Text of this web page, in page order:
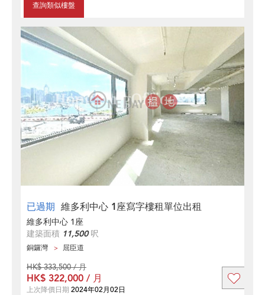
查詢類似樓盤
已過期 維多利中心 1座寫字樓租單位出租
維多利中心 1座
建築面積 11,500呎
銅鑼灣 屈臣道
HK$ 333,500 / 月
HK$ 322,000 / 月
上次降價日期 2024年02月02日